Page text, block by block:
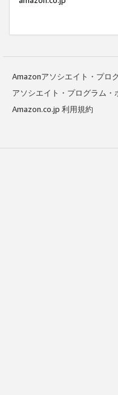
Amazonアソシエイト・プロ
アソシエイト・プログラム・
Amazon.co.jp 利用規約